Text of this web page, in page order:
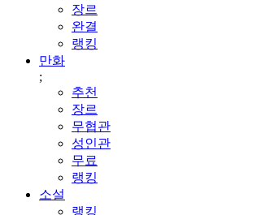
장르
완결
랭킹
만화
;
추천
장르
무협관
성인관
무료
랭킹
소설
랭킹